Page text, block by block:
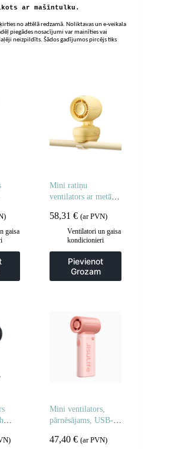
ar mašīntulku.
no attēlā redzamā. Noliktavas un e-veikala
piegādes nosacījumi var mainīties vai
neizpildīts. Šādos gadījumos pircējs tiks
gaisa
Mini ratiņu
ventilators ar metāla
dzeltens
58,31€ (ar PVN)
Ventilatori un gaisa
kondicionieri
Pievienot
Grozam
–
Mini ventilators,
pārnēsājams, USB-C,
47,40€ (ar PVN)